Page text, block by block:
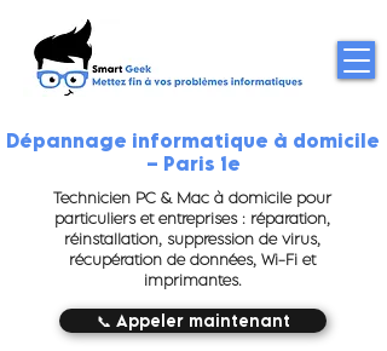
Dépannage informatique à domicile
– Paris 1e
Technicien PC & Mac à domicile pour
particuliers et entreprises : réparation,
réinstallation, suppression de virus,
récupération de données, Wi-Fi et
imprimantes.
📞 Appeler maintenant